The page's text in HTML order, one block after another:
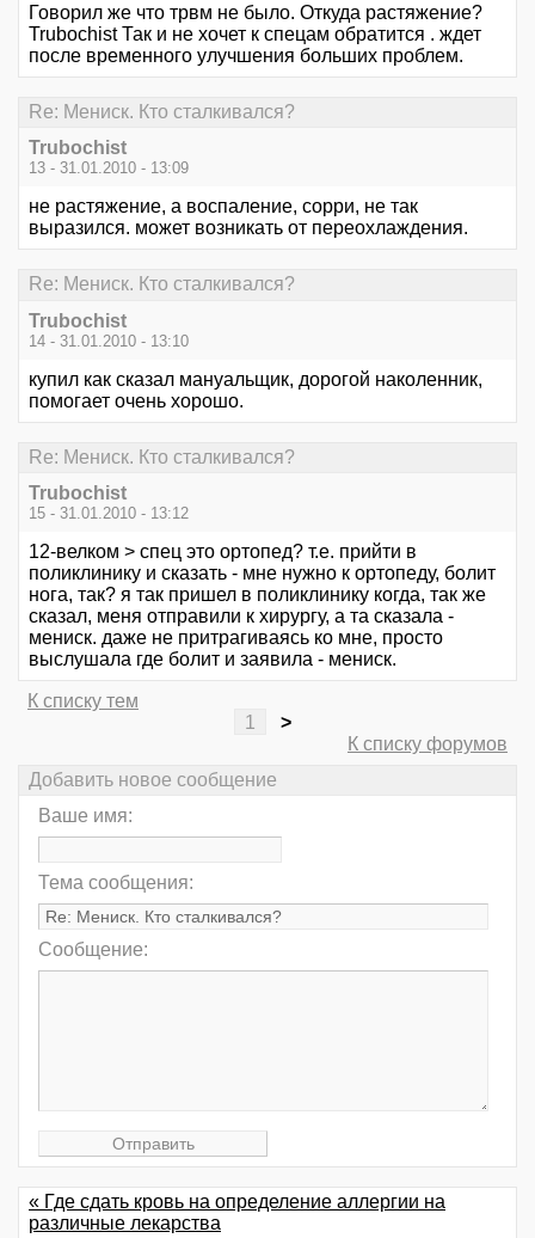
Говорил же что трвм не было. Откуда растяжение?
Trubochist Так и не хочет к спецам обратится . ждет
после временного улучшения больших проблем.
Re: Мениск. Кто сталкивался?
Trubochist
13 - 31.01.2010 - 13:09
не растяжение, а воспаление, сорри, не так
выразился. может возникать от переохлаждения.
Re: Мениск. Кто сталкивался?
Trubochist
14 - 31.01.2010 - 13:10
купил как сказал мануальщик, дорогой наколенник,
помогает очень хорошо.
Re: Мениск. Кто сталкивался?
Trubochist
15 - 31.01.2010 - 13:12
12-велком > спец это ортопед? т.е. прийти в
поликлинику и сказать - мне нужно к ортопеду, болит
нога, так? я так пришел в поликлинику когда, так же
сказал, меня отправили к хирургу, а та сказала -
мениск. даже не притрагиваясь ко мне, просто
выслушала где болит и заявила - мениск.
К списку тем
1
>
К списку форумов
Добавить новое сообщение
Ваше имя:
Тема сообщения:
Сообщение:
« Где сдать кровь на определение аллергии на
различные лекарства